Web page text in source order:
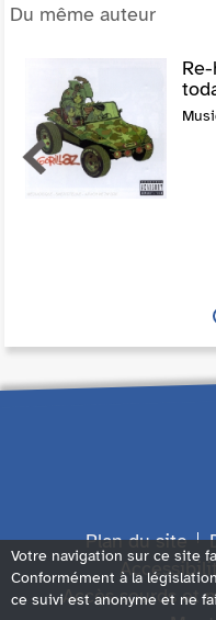
Du même auteur
Plan du site
Accès sourds et
Votre navigation sur ce site
Conformément à la
ce suivi est anonyme et ne